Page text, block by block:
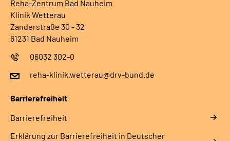
Reha-Zentrum Bad Nauheim
Klinik Wetterau
Zanderstraße 30 - 32
61231 Bad Nauheim
06032 302-0
reha-klinik.wetterau@drv-bund.de
Barrierefreiheit
Barrierefreiheit
Erklärung zur Barrierefreiheit in Deutscher